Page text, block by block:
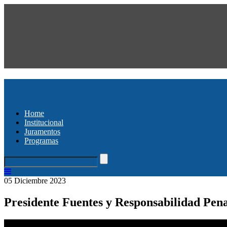
Home
Institucional
Juramentos
Programas
05 Diciembre 2023
Presidente Fuentes y Responsabilidad